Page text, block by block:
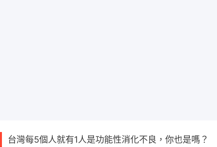
台灣每5個人就有1人是功能性消化不良，你也是嗎？